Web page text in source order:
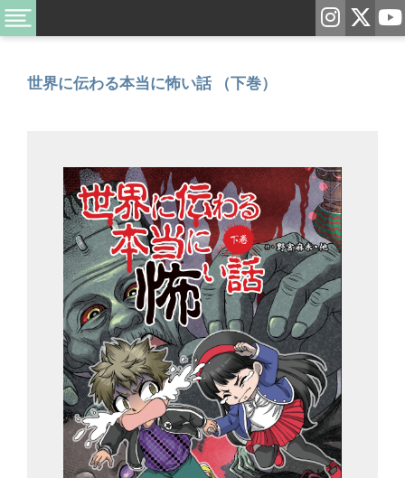
世界に伝わる本当に怖い話 （下巻）